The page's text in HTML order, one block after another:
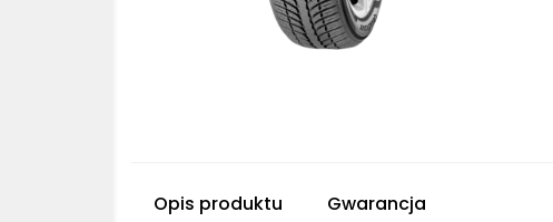
Opis produktu Gwarancja